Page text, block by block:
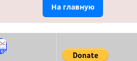
На главную